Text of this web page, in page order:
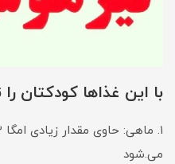
با این غذاها کودکتان
می.شود